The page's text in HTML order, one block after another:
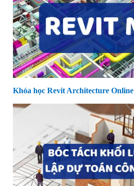
Khóa học Revit Architecture Online